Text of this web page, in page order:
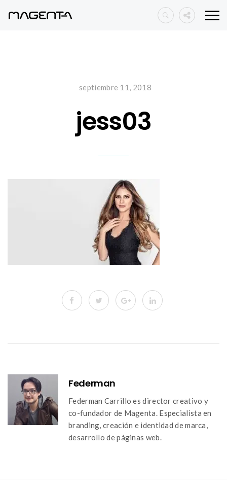
septiembre 11, 2018
jess03
Federman
Federman Carrillo es director creativo y
co-fundador de Magenta. Especialista en
branding, creación e identidad de marca,
desarrollo de páginas web.